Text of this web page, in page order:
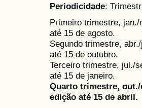
Periodicidade:
Primeiro trimestre,
até 15 de agosto.
Segundo trimestre,
até 15 de outubro.
Terceiro trimestre, jul./
até 15 de janeiro.
Quarto trimestre, out./
edição até 15 de abril.